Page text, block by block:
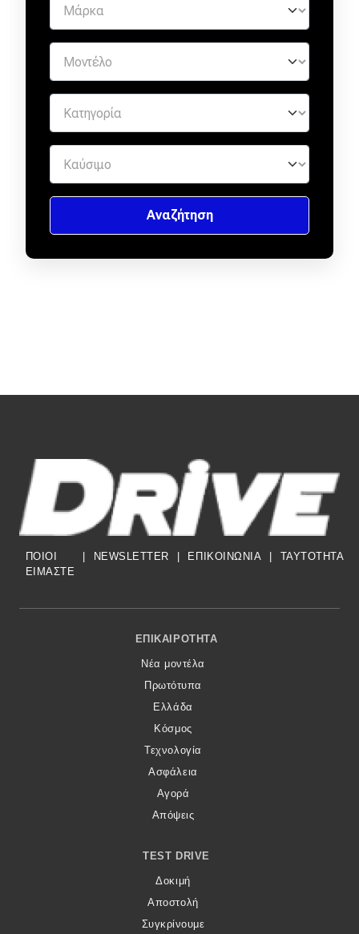
ΠΟΙΟΙ
ΕΙΜΑΣΤΕ
| NEWSLETTER | ΕΠΙΚΟΙΝΩΝΙΑ | TAYTOTHTA
Footer Menu
ΕΠΙΚΑΙΡΌΤΗΤΑ
Νέα μοντέλα
Πρωτότυπα
Ελλάδα
Κόσμος
Τεχνολογία
Ασφάλεια
Αγορά
Απόψεις
TEST DRIVE
Δοκιμή
Αποστολή
Συγκρίνουμε